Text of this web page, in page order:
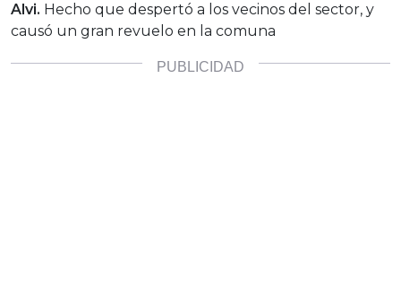
Alvi. Hecho que despertó a los vecinos del sector, y
causó un gran revuelo en la comuna